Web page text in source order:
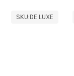
SKU:DE LUXE